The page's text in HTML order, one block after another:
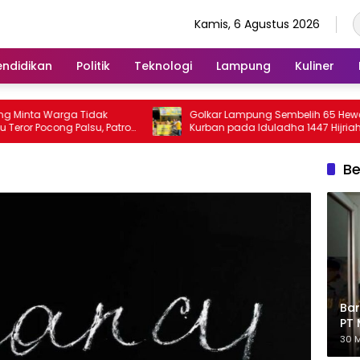
Kamis, 6 Agustus 2026
Politik Teknologi Lampung Kuliner
Warga Tidak
Pocong Palsu, Patroli
Golkar Lampung Sembelih 65 Hewan
Kurban pada Iduladha 1447 Hijriah
PT
30